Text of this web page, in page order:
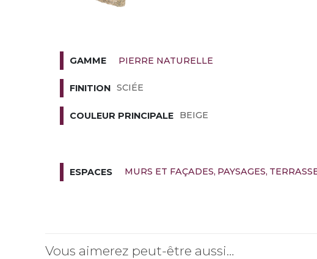
GAMME PIERRE NATURELLE
FINITION SCIÉE
COULEUR PRINCIPALE BEIGE
ESPACES MURS ET FAÇADES PAYSAGES
Vous aimerez peut-être aussi…